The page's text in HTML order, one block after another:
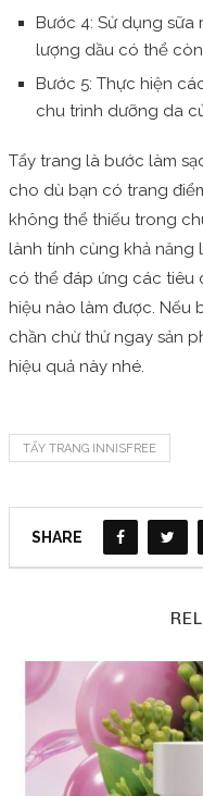
Bước 4: Sử dụng sữa
lượng dầu có thể
Bước 5: Thực hiện
chu trình dưỡng da
Tẩy trang là bước làm
cho dù bạn có trang
không thể thiếu trong
lành tính cùng khả năng
có thể đáp ứng các tiêu
hiệu nào làm được. Nếu
chần chừ thử ngay sản
hiệu quả này nhé.
TẨY TRANG INNISFREE
SHARE